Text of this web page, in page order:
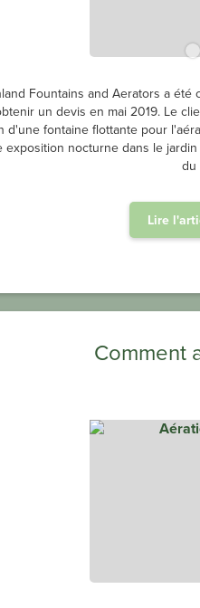
Fountains and Aerators a
un devis en mai 2019. Le
d'une fontaine flottante pour
exposition nocturne dans le
du
Lire
Comment